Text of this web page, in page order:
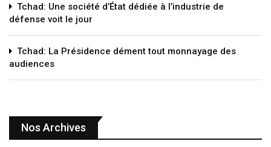
Tchad: Une société d’État dédiée à l’industrie de
défense voit le jour
Tchad: La Présidence dément tout monnayage des
audiences
Nos Archives